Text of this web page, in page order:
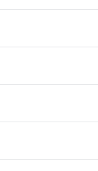
культура
культура
промышленность